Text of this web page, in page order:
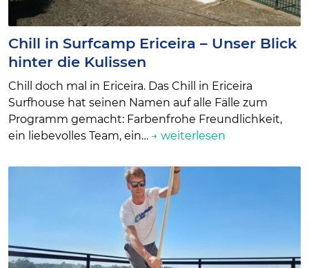
Chill in Surfcamp Ericeira – Unser Blick
hinter die Kulissen
Chill doch mal in Ericeira. Das Chill in Ericeira
Surfhouse hat seinen Namen auf alle Fälle zum
Programm gemacht: Farbenfrohe Freundlichkeit,
ein liebevolles Team, ein… → weiterlesen